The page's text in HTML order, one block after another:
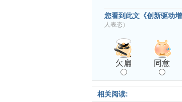
您看到此文《创新驱动
人表态）
欠扁 同意
相关阅读: